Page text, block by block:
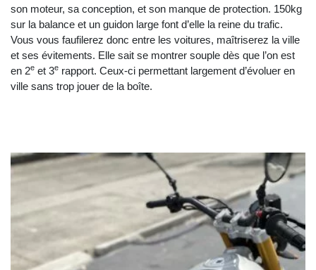
son moteur, sa conception, et son manque de protection. 150kg
sur la balance et un guidon large font d’elle la reine du trafic.
Vous vous faufilerez donc entre les voitures, maîtriserez la ville
et ses évitements. Elle sait se montrer souple dès que l’on est
en 2e et 3e rapport. Ceux-ci permettant largement d’évoluer en
ville sans trop jouer de la boîte.